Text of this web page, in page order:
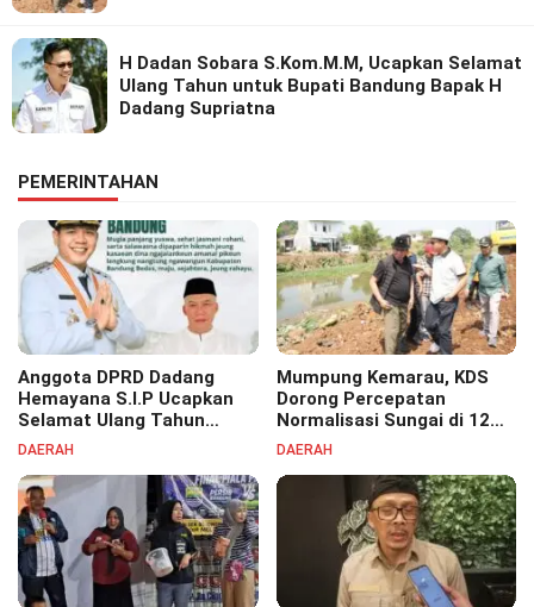
H Dadan Sobara S.Kom.M.M, Ucapkan Selamat
Ulang Tahun untuk Bupati Bandung Bapak H
Dadang Supriatna
PEMERINTAHAN
Anggota DPRD Dadang
Hemayana S.I.P Ucapkan
Selamat Ulang Tahun
untuk Bupati Bandung
DAERAH
Mumpung Kemarau, KDS
Dorong Percepatan
Normalisasi Sungai di 12
Kecamatan Tekan Resiko
DAERAH